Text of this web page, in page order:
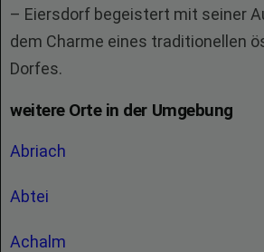
– Eiersdorf begeistert mit seiner
dem Charme eines traditionellen
Dorfes.
weitere Orte in der Umgebung
Abriach
Abtei
Achalm